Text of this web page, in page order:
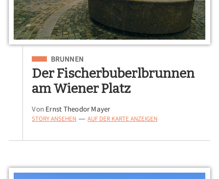
Eingeordnet unter
BRUNNEN
Der Fischerbuberlbrunnen
am Wiener Platz
Von Ernst Theodor Mayer
STORY ANSEHEN — AUF DER KARTE ANZEIGEN